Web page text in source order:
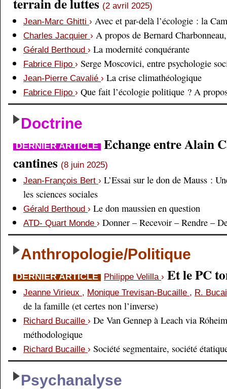
terrain de luttes (2 avril 2025)
Jean-Marc Ghitti › Avec et par-delà l’écologie : la
Charles Jacquier › A propos de Bernard
Gérald Berthoud › La modernité conquérante
Fabrice Flipo › Serge Moscovici, entre psychologie
Jean-Pierre Cavalié › La crise climathéologique
Fabrice Flipo › Que fait l’écologie politique ? A
Doctrine
DERNIER ARTICLE Echange entre Alain
cantines (8 juin 2025)
Jean-François Bert › L’Essai sur le don de Mauss :
les sciences sociales
Gérald Berthoud › Le don maussien en question
ATD- Quart Monde › Donner – Recevoir – Rendre –
Anthropologie/Politique
DERNIER ARTICLE Philippe Velilla › Et le PC
Jeanne Virieux , Monique Trevisan-Bucaille , R.
de la famille (et certes non l’inverse)
Richard Bucaille › De Van Gennep à Leach via
méthodologique
Richard Bucaille › Société segmentaire, société
Psychanalyse